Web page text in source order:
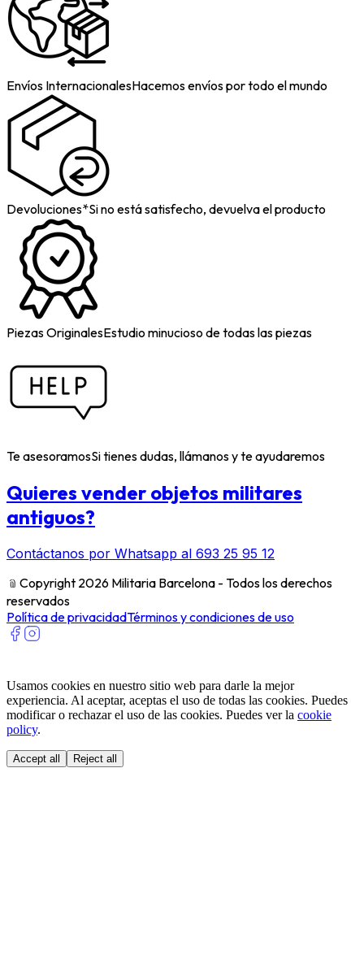
Envíos InternacionalesHacemos envíos por todo el mundo
Devoluciones*Si no está satisfecho, devuelva el producto
Piezas OriginalesEstudio minucioso de todas las piezas
Te asesoramosSi tienes dudas, llámanos y te ayudaremos
Quieres vender objetos militares
antiguos?
Contáctanos por Whatsapp al 693 25 95 12
﹫ Copyright 2026 Militaria Barcelona - Todos los derechos
reservados
Política de privacidadTérminos y condiciones de uso
Usamos cookies en nuestro sitio web para darle la mejor
experiencia. Al aceptar, aceptas el uso de todas las cookies. Puedes
modificar o rechazar el uso de las cookies. Puedes ver la cookie
policy.
Accept all Reject all